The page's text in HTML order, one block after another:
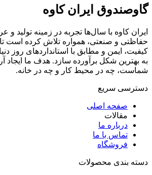
گاوصندوق ایران کاوه
ایران کاوه با سال‌ها تجربه در زمینه تولید و
حفاظتی و صنعتی، همواره تلاش کرده است تا
کیفیت، ایمن و مطابق با استانداردهای روز
به بهترین شکل برآورده سازد. هدف ما ایجاد
شماست، چه در محیط کار و چه در خانه.
دسترسی سریع
صفحه اصلی
مقالات
درباره ما
تماس با ما
فروشگاه
دسته بندی محصولات